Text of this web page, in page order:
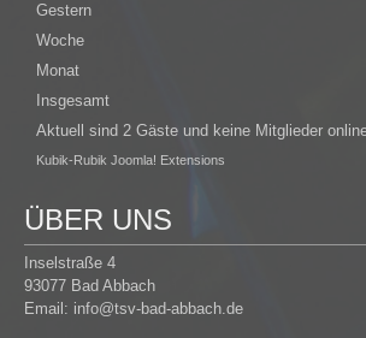
Gestern
Woche
Monat
Insgesamt
Aktuell sind 2 Gäste und keine Mitglieder
Kubik-Rubik Joomla! Extensions
ÜBER UNS
Inselstraße 4
93077 Bad Abbach
Email: info@tsv-bad-abbach.de